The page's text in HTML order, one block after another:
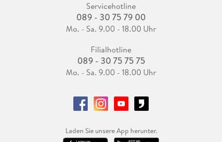
Servicehotline
089 - 30 75 79 00
Mo. - Sa. 9.00 - 18.00 Uhr
Filialhotline
089 - 30 75 75 75
Mo. - Sa. 9.00 - 18.00 Uhr
Laden Sie unsere App herunter.